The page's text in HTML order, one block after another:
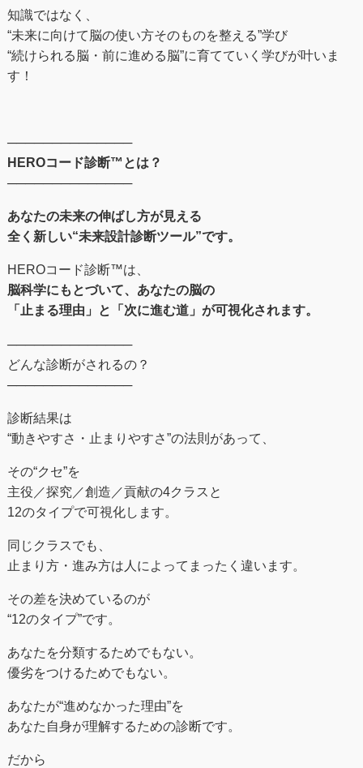
知識ではなく、
“未来に向けて脳の使い方そのものを整える”学び
“続けられる脳・前に進める脳”に育てていく学びが叶いま
す！
──────────────
HEROコード診断™とは？
──────────────
あなたの未来の伸ばし⽅が⾒える
全く新しい“未来設計診断ツール”です。
HEROコード診断™︎は、
脳科学にもとづいて、あなたの脳の
「止まる理由」と「次に進む道」が可視化されます。
──────────────
どんな診断がされるの？
──────────────
診断結果は
“動きやすさ・止まりやすさ”の法則があって、
その“クセ”を
主役／探究／創造／貢献の4クラスと
12のタイプで可視化します。
同じクラスでも、
止まり方・進み方は人によってまったく違います。
その差を決めているのが
“12のタイプ”です。
あなたを分類するためでもない。
優劣をつけるためでもない。
あなたが“進めなかった理由”を
あなた自身が理解するための診断です。
だから